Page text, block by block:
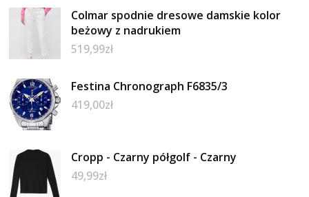
Colmar spodnie dresowe damskie kolor
beżowy z nadrukiem
519,99zł
Festina Chronograph F6835/3
419,00zł
Cropp - Czarny półgolf - Czarny
49,99zł